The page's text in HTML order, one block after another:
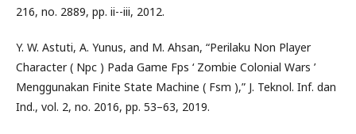
216, no. 2889, pp. ii--iii, 2012.
Y. W. Astuti, A. Yunus, and M. Ahsan, “Perilaku Non Player
Character ( Npc ) Pada Game Fps ‘ Zombie Colonial Wars ’
Menggunakan Finite State Machine ( Fsm ),” J. Teknol. Inf. dan
Ind., vol. 2, no. 2016, pp. 53–63, 2019.